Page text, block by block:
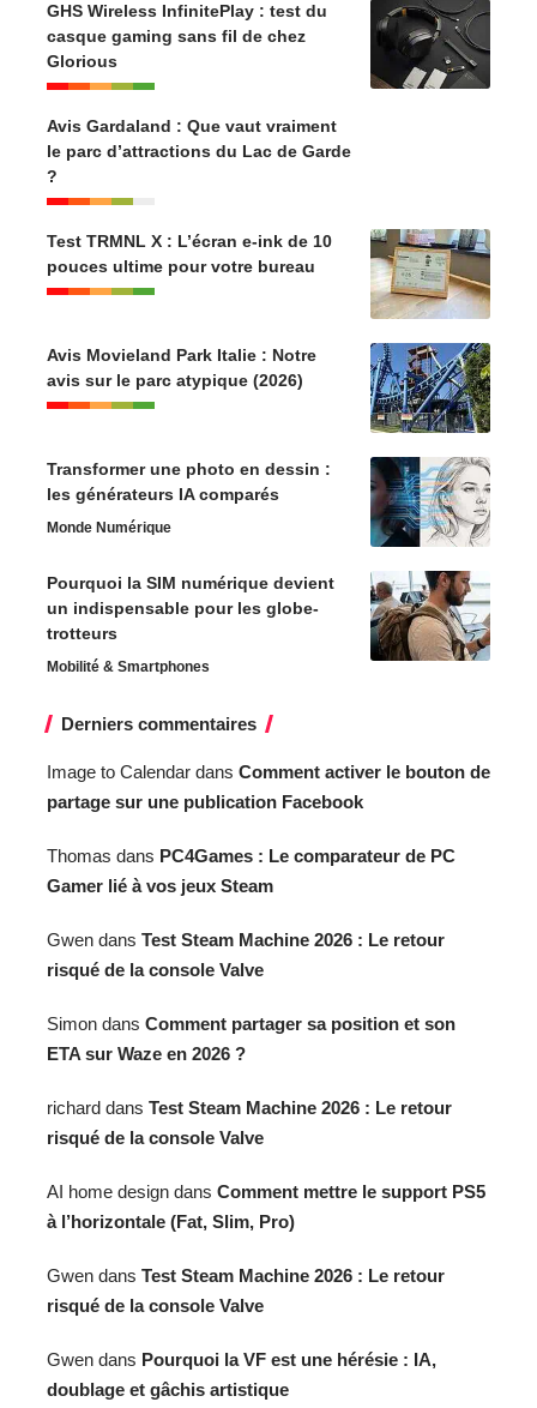
GHS Wireless InfinitePlay : test du
casque gaming sans fil de chez
Glorious
Avis Gardaland : Que vaut vraiment
le parc d’attractions du Lac de Garde
?
Test TRMNL X : L’écran e-ink de 10
pouces ultime pour votre bureau
Avis Movieland Park Italie : Notre
avis sur le parc atypique (2026)
Transformer une photo en dessin :
les générateurs IA comparés
Monde Numérique
Pourquoi la SIM numérique devient
un indispensable pour les globe-
trotteurs
Mobilité & Smartphones
Derniers commentaires
Image to Calendar dans Comment activer le bouton de
partage sur une publication Facebook
Thomas dans PC4Games : Le comparateur de PC
Gamer lié à vos jeux Steam
Gwen dans Test Steam Machine 2026 : Le retour
risqué de la console Valve
Simon dans Comment partager sa position et son
ETA sur Waze en 2026 ?
richard dans Test Steam Machine 2026 : Le retour
risqué de la console Valve
AI home design dans Comment mettre le support PS5
à l’horizontale (Fat, Slim, Pro)
Gwen dans Test Steam Machine 2026 : Le retour
risqué de la console Valve
Gwen dans Pourquoi la VF est une hérésie : IA,
doublage et gâchis artistique